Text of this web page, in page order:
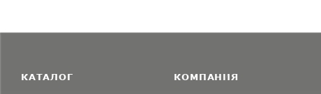
КАТАЛОГ КОМПАНИЯ